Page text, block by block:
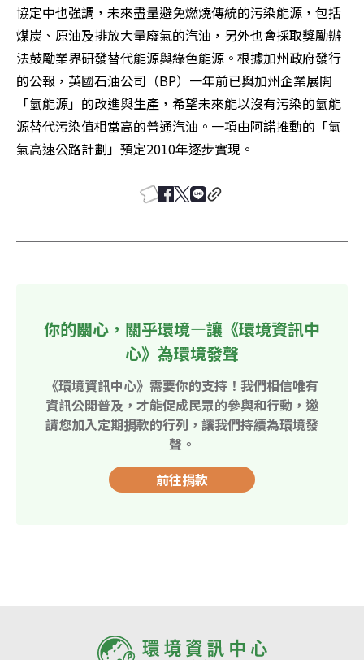
協定中也強調，未來盡量避免燃燒傳統的污染能源，包括
煤炭、原油及排放大量廢氣的汽油，另外也會採取獎勵辦
法鼓勵業界研發替代能源與綠色能源。根據加州政府發行
的公報，英國石油公司（BP）一年前已與加州企業展開
「氫能源」的改進與生產，希望未來能以沒有污染的氫能
源替代污染值相當高的普通汽油。一項由阿諾推動的「氫
氣高速公路計劃」預定2010年逐步實現。
你的關心，關乎環境—讓《環境資訊中
心》為環境發聲
《環境資訊中心》需要你的支持！我們相信唯有
資訊公開普及，才能促成民眾的參與和行動，邀
請您加入定期捐款的行列，讓我們持續為環境發
聲。
前往捐款